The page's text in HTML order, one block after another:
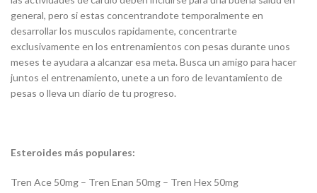
general, pero si estas concentrandote temporalmente en
desarrollar los musculos rapidamente, concentrarte
exclusivamente en los entrenamientos con pesas durante unos
meses te ayudara a alcanzar esa meta. Busca un amigo para hacer
juntos el entrenamiento, unete a un foro de levantamiento de
pesas o lleva un diario de tu progreso.
Esteroides más populares:
Tren Ace 50mg – Tren Enan 50mg – Tren Hex 50mg